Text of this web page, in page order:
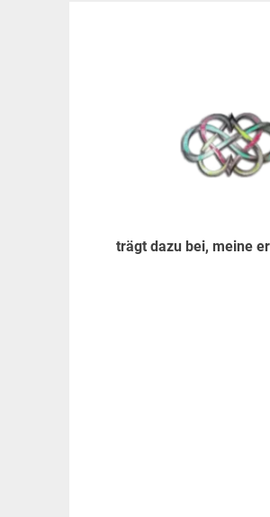
trägt dazu bei, meine